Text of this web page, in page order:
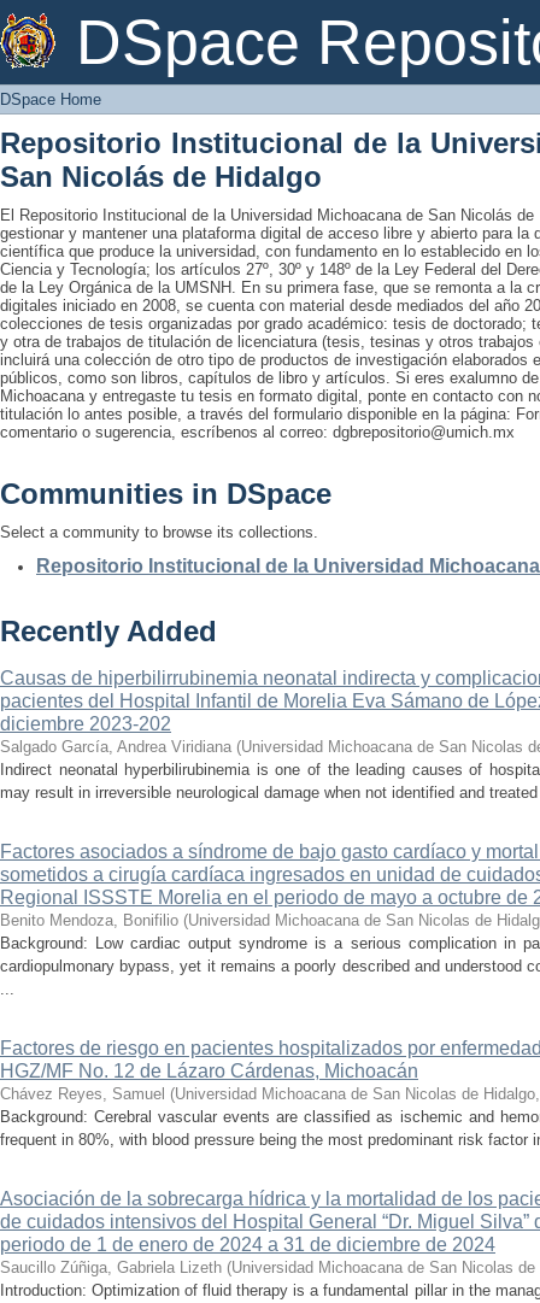
DSpace
DSpace Home
DSpace Home
Repositorio Institucional de la
San Nicolás de Hidalgo
El Repositorio Institucional de la Universidad Michoacana de San Nicolás
gestionar y mantener una plataforma digital de acceso libre y abierto para la
científica que produce la universidad, con fundamento en lo establecido en
Ciencia y Tecnología; los artículos 27º, 30º y 148º de la Ley Federal del
de la Ley Orgánica de la UMSNH. En su primera fase, que se remonta a la
digitales iniciado en 2008, se cuenta con material desde mediados del año
colecciones de tesis organizadas por grado académico: tesis de doctorado;
y otra de trabajos de titulación de licenciatura (tesis, tesinas y otros
incluirá una colección de otro tipo de productos de investigación elaborados
públicos, como son libros, capítulos de libro y artículos. Si eres exalumno
Michoacana y entregaste tu tesis en formato digital, ponte en contacto con
titulación lo antes posible, a través del formulario disponible en la página:
comentario o sugerencia, escríbenos al correo: dgbrepositorio@umich.mx
Communities in DSpace
Select a community to browse its collections.
Repositorio Institucional de la Universidad
Recently Added
Causas de hiperbilirrubinemia neonatal indirecta y
pacientes del Hospital Infantil de Morelia Eva Sámano de
diciembre 2023-202
Salgado García, Andrea Viridiana (Universidad Michoacana de San Nicolas
Indirect neonatal hyperbilirubinemia is one of the leading causes of
may result in irreversible neurological damage when not identified and
Factores asociados a síndrome de bajo gasto cardíaco y
sometidos a cirugía cardíaca ingresados en unidad de
Regional ISSSTE Morelia en el periodo de mayo a octubre de
Benito Mendoza, Bonifilio (Universidad Michoacana de San Nicolas de
Background: Low cardiac output syndrome is a serious complication in
cardiopulmonary bypass, yet it remains a poorly described and understood
...
Factores de riesgo en pacientes hospitalizados por
HGZ/MF No. 12 de Lázaro Cárdenas, Michoacán
Chávez Reyes, Samuel (Universidad Michoacana de San Nicolas de Hidalgo
Background: Cerebral vascular events are classified as ischemic and
frequent in 80%, with blood pressure being the most predominant risk factor
Asociación de la sobrecarga hídrica y la mortalidad de los
de cuidados intensivos del Hospital General “Dr. Miguel
periodo de 1 de enero de 2024 a 31 de diciembre de 2024
Saucillo Zúñiga, Gabriela Lizeth (Universidad Michoacana de San Nicolas de
Introduction: Optimization of fluid therapy is a fundamental pillar in the